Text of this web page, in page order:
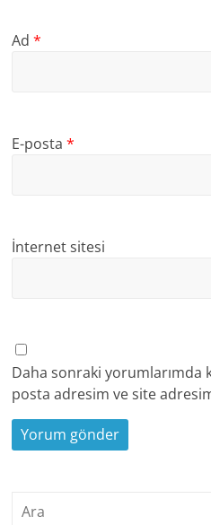
Ad*
E-posta*
İnternet sitesi
Daha sonraki yorumlarımda
posta adresim ve site